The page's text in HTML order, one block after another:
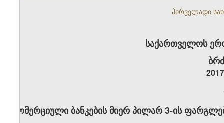
პირველადი
საქართველოს
კომერციული ბანკების მიერ პილარ 3-ის